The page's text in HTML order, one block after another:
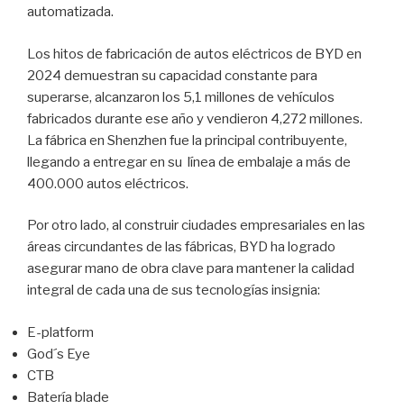
automatizada.
Los hitos de fabricación de autos eléctricos de BYD en
2024 demuestran su capacidad constante para
superarse, alcanzaron los 5,1 millones de vehículos
fabricados durante ese año y vendieron 4,272 millones.
La fábrica en Shenzhen fue la principal contribuyente,
llegando a entregar en su línea de embalaje a más de
400.000 autos eléctricos.
Por otro lado, al construir ciudades empresariales en las
áreas circundantes de las fábricas, BYD ha logrado
asegurar mano de obra clave para mantener la calidad
integral de cada una de sus tecnologías insignia:
E-platform
God´s Eye
CTB
Batería blade